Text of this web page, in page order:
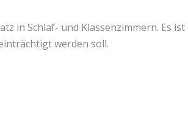
in Schlaf- und Klassenzimmern. Es
werden soll.